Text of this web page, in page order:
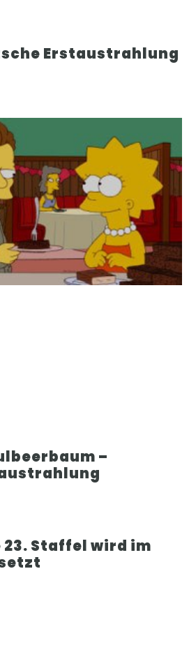
Erstaustrahlung
–
23. Staffel wird im